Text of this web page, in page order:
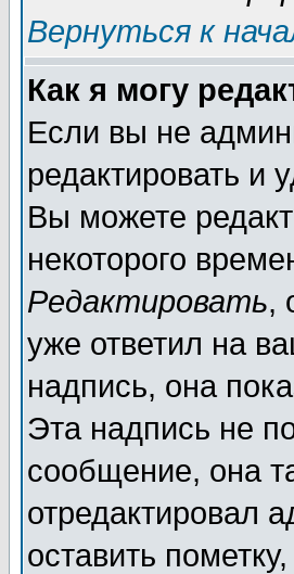
Вернуться к
Как я могу
Если вы не
редактировать и
Вы можете
некоторого
Редактировать,
уже ответил на
надпись, она
Эта надпись не
сообщение, она
отредактировал
оставить